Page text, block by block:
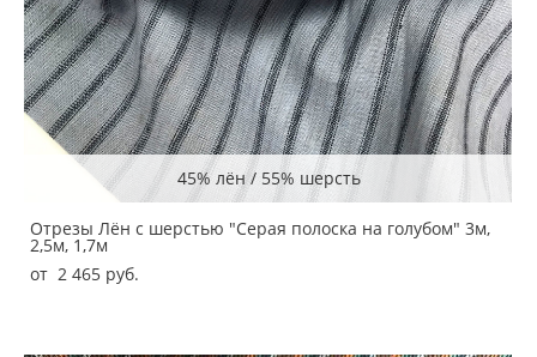
45% лён / 55% шерсть
Отрезы Лён с шерстью "Серая полоска на голубом" 3м,
2,5м, 1,7м
от 2 465 pуб.